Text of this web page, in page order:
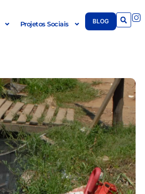
Projetos Sociais BLOG